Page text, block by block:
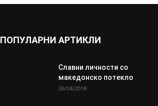
ПОПУЛАРНИ АРТИКЛИ
Славни личности со
македонско потекло
26/04/2018